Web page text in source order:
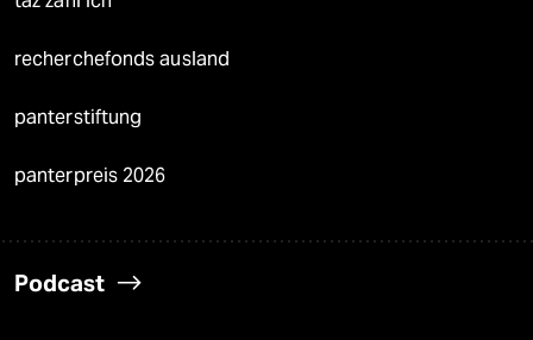
recherchefonds ausland
panterstiftung
panterpreis 2026
Podcast